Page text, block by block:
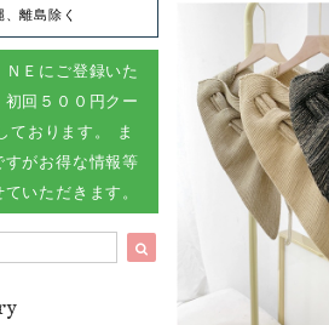
離島除く
ＮＥにご登録いた
初回５００円クー
ております。 ま
すがお得な情報等
いただきます。